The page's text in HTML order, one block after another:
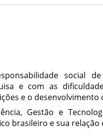
social
e com as
e o desenvolvimento
Gestão e
brasileiro e sua relação